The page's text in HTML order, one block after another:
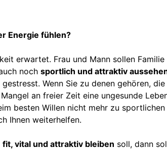
Energie fühlen?
erwartet. Frau und Mann sollen Familie
noch sportlich und attraktiv
Wenn Sie zu denen gehören, die
an freier Zeit eine ungesunde
besten Willen nicht mehr zu sportlichen
Ihnen weiterhelfen.
fit, vital und attraktiv bleiben soll, dann